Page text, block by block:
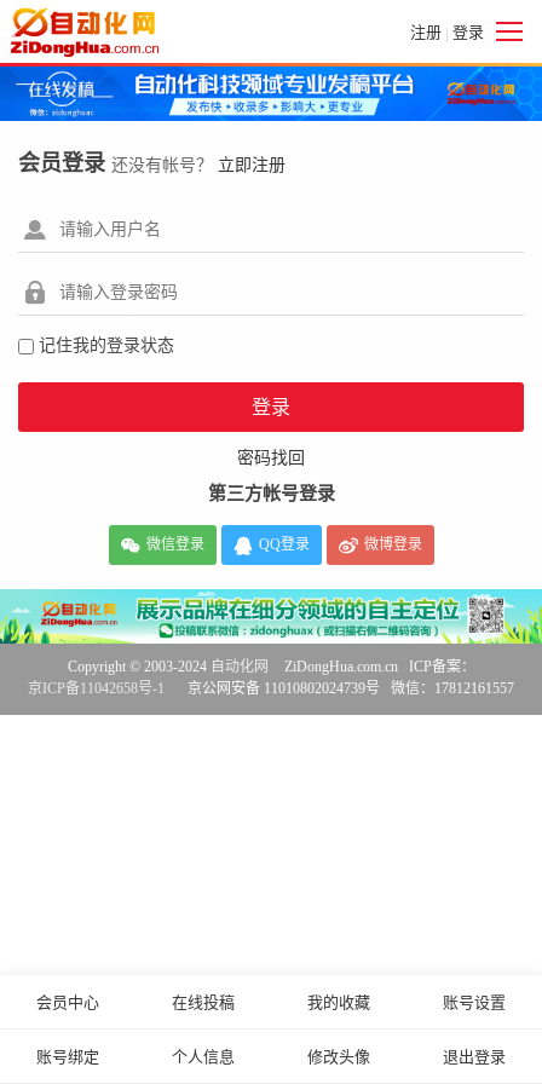
注册 | 登录
会员登录 还没有帐号？ 立即注册
记住我的登录状态
密码找回
第三方帐号登录
微信登录 QQ登录 微博登录
会员中心 在线投稿 我的收藏 账号设置
账号绑定 个人信息 修改头像 退出登录
Copyright © 2003-2024 自动化网
ZiDongHua.com.cn ICP备案：
京ICP备11042658号-1
京公网安备 11010802024739号 微信：17812161557